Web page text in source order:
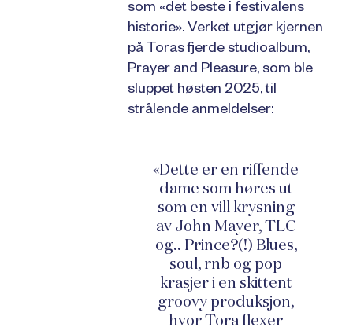
som «det beste i festivalens
historie». Verket utgjør kjernen
på Toras fjerde studioalbum,
Prayer and Pleasure, som ble
sluppet høsten 2025, til
strålende anmeldelser:
«Dette er en riffende
dame som høres ut
som en vill krysning
av John Mayer, TLC
og.. Prince?(!) Blues,
soul, rnb og pop
krasjer i en skittent
groovy produksjon,
hvor Tora flexer